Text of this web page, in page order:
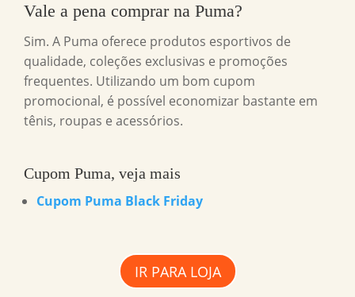
Vale a pena comprar na Puma?
Sim. A Puma oferece produtos esportivos de
qualidade, coleções exclusivas e promoções
frequentes. Utilizando um bom cupom
promocional, é possível economizar bastante em
tênis, roupas e acessórios.
Cupom Puma, veja mais
Cupom Puma Black Friday
IR PARA LOJA